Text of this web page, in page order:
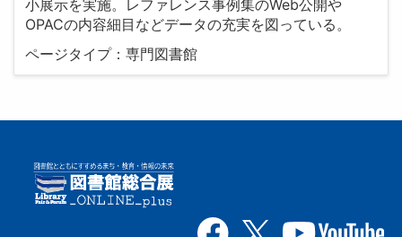
小展示を実施。レファレンス事例集のWeb公開や
OPACの内容細目などデータの充実を図っている。
ページタイプ：専門図書館